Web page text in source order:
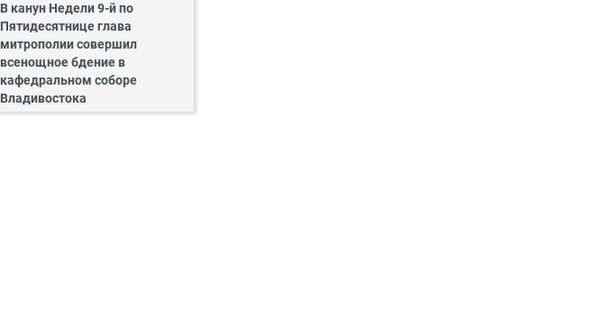
В канун Недели 9-й по
Пятидесятнице глава
митрополии совершил
всенощное бдение в
кафедральном соборе
Владивостока